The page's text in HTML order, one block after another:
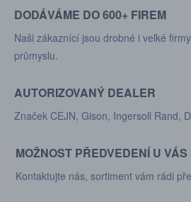
DODÁVÁME DO 600+ FIREM
Naši zákaznící jsou drobné i velké
průmyslu.
AUTORIZOVANÝ DEALER
Značek CEJN, Gison, Ingersoll Rand,
MOŽNOST PŘEDVEDENÍ U VÁS
Kontaktujte nás, sortiment vám rádi